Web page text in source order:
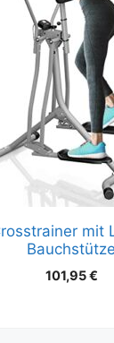
mit
Bauchstütze
101,95€